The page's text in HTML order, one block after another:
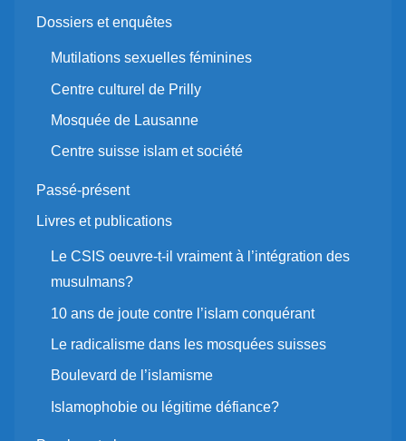
Dossiers et enquêtes
Mutilations sexuelles féminines
Centre culturel de Prilly
Mosquée de Lausanne
Centre suisse islam et société
Passé-présent
Livres et publications
Le CSIS oeuvre-t-il vraiment à l’intégration des
musulmans?
10 ans de joute contre l’islam conquérant
Le radicalisme dans les mosquées suisses
Boulevard de l’islamisme
Islamophobie ou légitime défiance?